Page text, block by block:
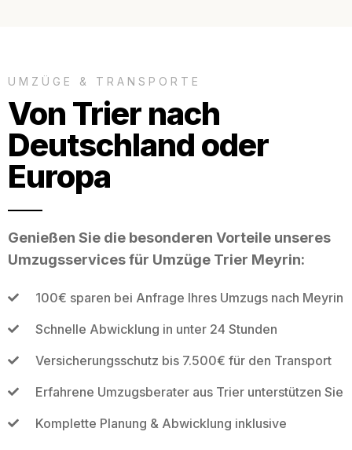
UMZÜGE & TRANSPORTE
Von Trier nach
Deutschland oder
Europa
Genießen Sie die besonderen Vorteile unseres
Umzugsservices für Umzüge Trier Meyrin:
100€ sparen bei Anfrage Ihres Umzugs nach Meyrin
Schnelle Abwicklung in unter 24 Stunden
Versicherungsschutz bis 7.500€ für den Transport
Erfahrene Umzugsberater aus Trier unterstützen Sie
Komplette Planung & Abwicklung inklusive